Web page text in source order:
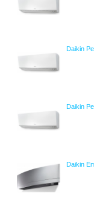
Daikin
Daikin
Daikin